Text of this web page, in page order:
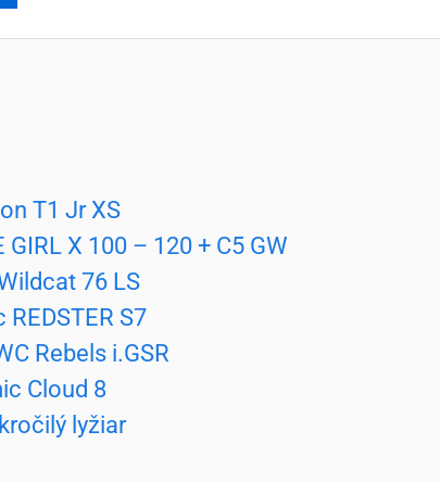
T1 Jr XS
GIRL X 100 – 120 + C5 GW
76 LS
S7
Rebels i.GSR
Cloud 8
lyžiar